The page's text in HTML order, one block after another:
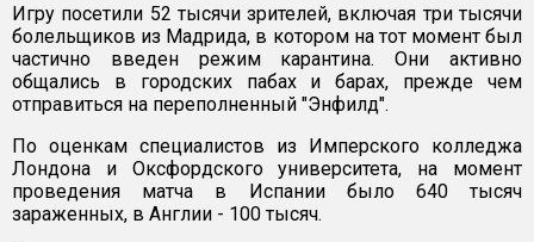
Игру посетили 52 тысячи зрителей, включая три тысячи
болельщиков из Мадрида, в котором на тот момент был
частично введен режим карантина. Они активно
общались в городских пабах и барах, прежде чем
отправиться на переполненный "Энфилд".
По оценкам специалистов из Имперского колледжа
Лондона и Оксфордского университета, на момент
проведения матча в Испании было 640 тысяч
зараженных, в Англии - 100 тысяч.